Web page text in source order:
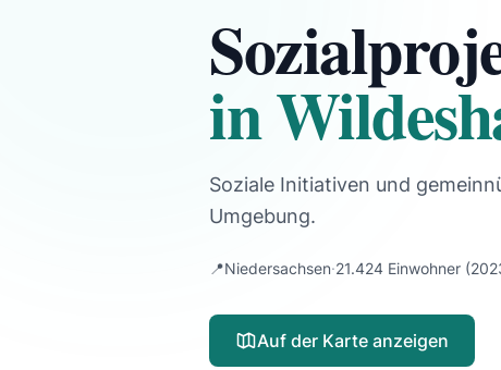
in
Soziale Initiativen und
Umgebung.
📍Niedersachsen·21.424 Einwohner
Auf der Karte anzeigen